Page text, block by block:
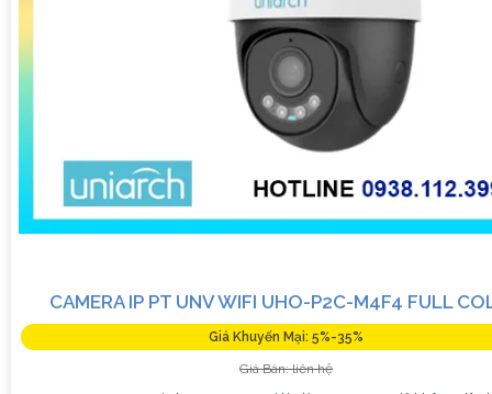
CAMERA IP PT UNV WIFI UHO-P2C-M4F4 FULL
Giá Khuyến Mại: 5%-35%
Giá Bán: liên hệ